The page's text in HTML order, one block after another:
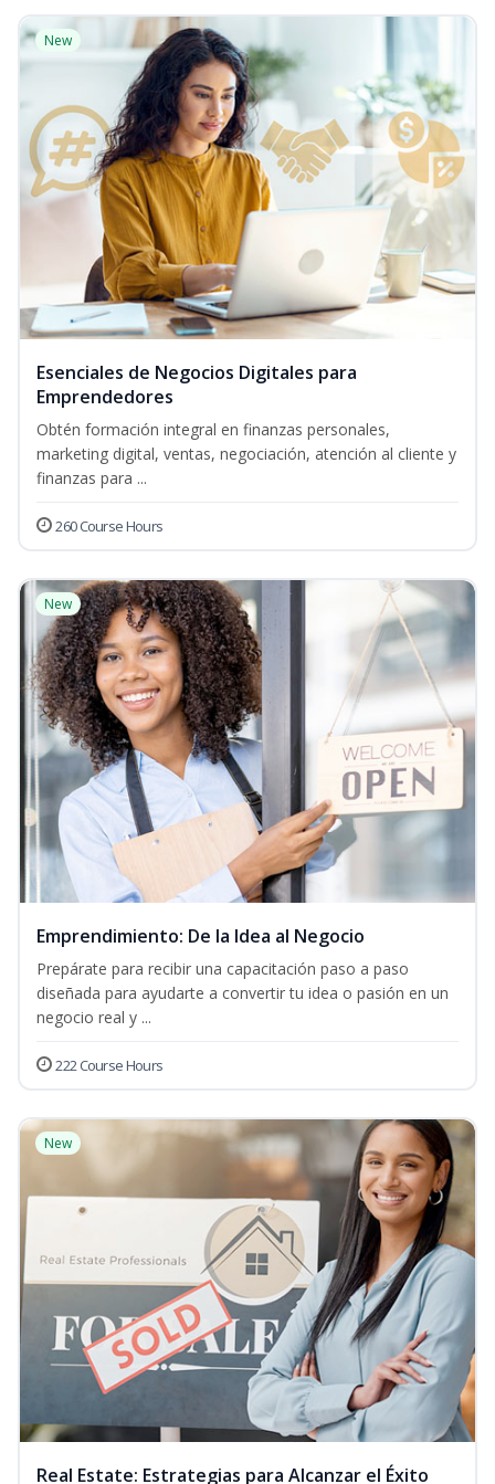
New
Esenciales de Negocios Digitales para
Emprendedores
Obtén formación integral en finanzas personales,
marketing digital, ventas, negociación, atención al cliente y
finanzas para ...
260 Course Hours
New
Emprendimiento: De la Idea al Negocio
Prepárate para recibir una capacitación paso a paso
diseñada para ayudarte a convertir tu idea o pasión en un
negocio real y ...
222 Course Hours
New
Real Estate: Estrategias para Alcanzar el Éxito